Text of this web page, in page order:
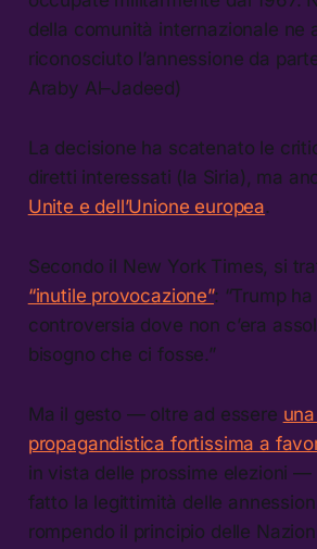
della comunità internazionale ne
riconosciuto l’annessione da
Araby Al–Jadeed)
La decisione ha scatenato le
diretti interessati (la Siria), ma
Unite e dell’Unione europea.
Secondo il New York Times, si
“inutile provocazione”: “Trump
controversia dove non c’era
bisogno che ci fosse.”
Ma il gesto — oltre ad essere
propagandistica fortissima a
in vista delle prossime elezioni —
fatto la legittimità delle
rompendo il principio delle